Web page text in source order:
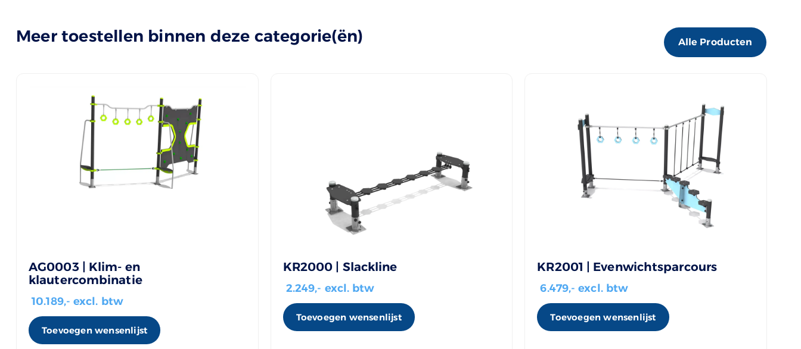
Meer toestellen binnen deze categorie(ën) Alle Producten
AG0003 | Klim- en
klautercombinatie
10.189,- excl. btw
Toevoegen wensenlijst
KR2000 | Slackline
2.249,- excl. btw
Toevoegen wensenlijst
KR2001 | Evenwichtsparcours
6.479,- excl. btw
Toevoegen wensenlijst